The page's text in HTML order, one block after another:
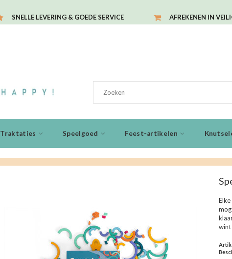
SNELLE LEVERING & GOEDE SERVICE AFREKENEN IN
Traktaties Speelgoed Feest-artikelen
wint